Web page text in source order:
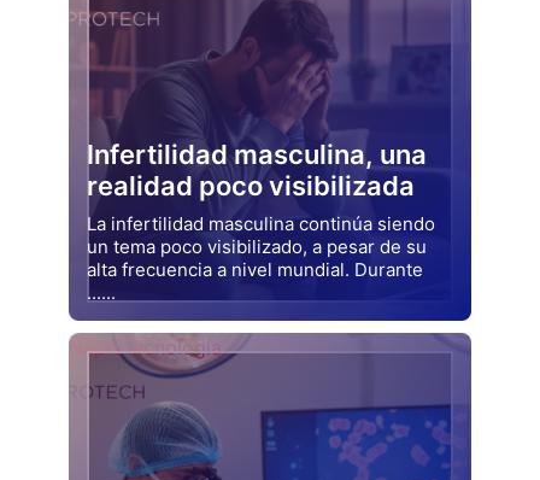
Infertilidad masculina, una
realidad poco visibilizada
La infertilidad masculina continúa siendo
un tema poco visibilizado, a pesar de su
alta frecuencia a nivel mundial. Durante
......
Drjluquerna
Naprotecnología